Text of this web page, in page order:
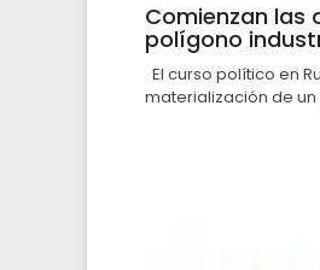
Comienzan las
polígono
El curso político en
materialización de